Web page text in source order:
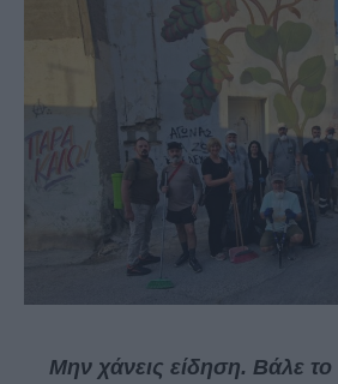
Μην χάνεις είδηση. Βάλε το